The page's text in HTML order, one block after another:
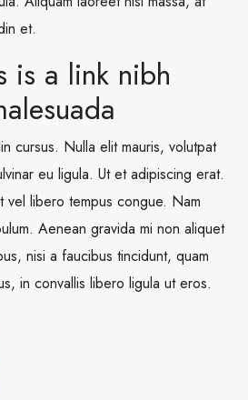
et.
is a link nibh
cursus. Nulla elit mauris, volutpat
eu ligula. Ut et adipiscing erat.
vel libero tempus congue. Nam
Aenean gravida mi non aliquet
nisi a faucibus tincidunt, quam
in convallis libero ligula ut eros.